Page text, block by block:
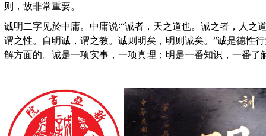
则，故非常重要。
诚明二字见於中庸。中庸说∶“诚者，天之道也。诚之者，人之
谓之性。自明诚，谓之教。诚则明矣，明则诚矣。 ”诚是德性
解方面的。诚是一项实事，一项真理；明是一番知识，一番了